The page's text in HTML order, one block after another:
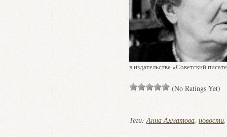
в издательстве «Советский
(No Ratings Yet)
Теги:Анна Ахматова, новости